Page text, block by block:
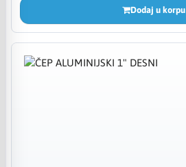
Dodaj u korpu